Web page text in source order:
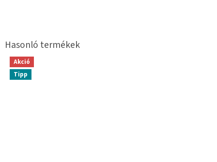
Akció
Tipp